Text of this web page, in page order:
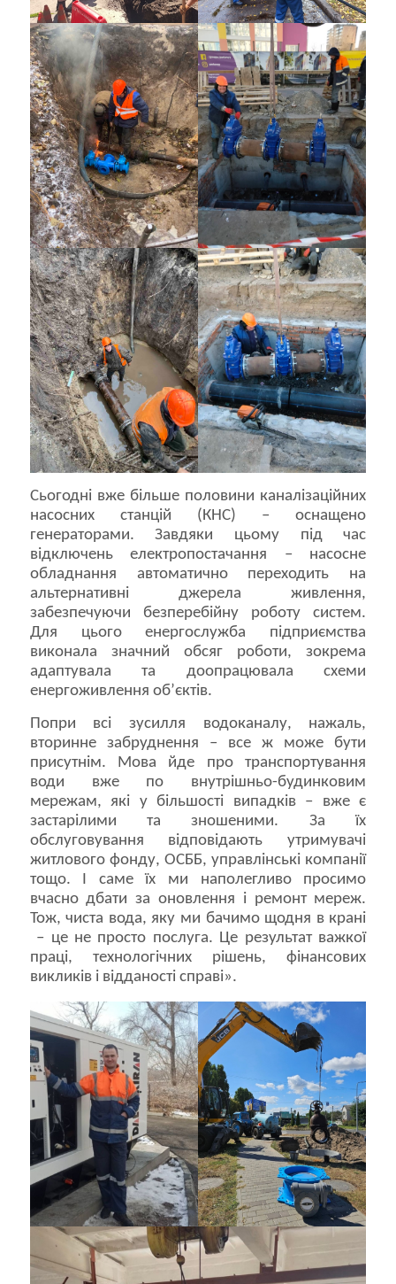
Сьогодні вже більше половини каналізаційних
насосних станцій (КНС) – оснащено
генераторами. Завдяки цьому під час
відключень електропостачання – насосне
обладнання автоматично переходить на
альтернативні джерела живлення,
забезпечуючи безперебійну роботу систем.
Для цього енергослужба підприємства
виконала значний обсяг роботи, зокрема
адаптувала та доопрацювала схеми
енергоживлення об’єктів.
Попри всі зусилля водоканалу, нажаль,
вторинне забруднення – все ж може бути
присутнім. Мова йде про транспортування
води вже по внутрішньо-будинковим
мережам, які у більшості випадків – вже є
застарілими та зношеними. За їх
обслуговування відповідають утримувачі
житлового фонду, ОСББ, управлінські компанії
тощо. І саме їх ми наполегливо просимо
вчасно дбати за оновлення і ремонт мереж.
Тож, чиста вода, яку ми бачимо щодня в крані
– це не просто послуга. Це результат важкої
праці, технологічних рішень, фінансових
викликів і відданості справі».